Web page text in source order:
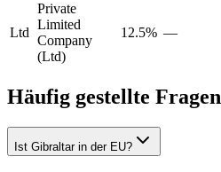
Ltd
Private
Limited
Company
(Ltd)
12.5% —
Häufig gestellte Fragen
Ist Gibraltar in der EU?